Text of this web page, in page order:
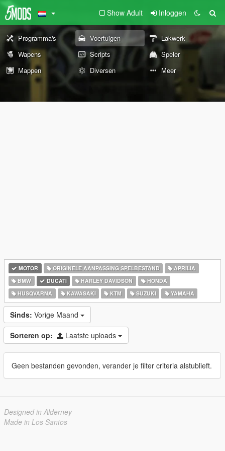
Show Adult Inloggen
Programma's Voertuigen
Lakwerk
Wapens
Scripts
Speler
Mappen
Diversen Meer
MOTOR ORIGINELE AANPASSING SPELBESTAND
APRILIA
BMW
DUCATI HARLEY DAVIDSON
HONDA
HUSQVARNA
KAWASAKI KTM SUZUKI YAMAHA
Sinds: Vorige Maand
Sorteren op: Laatste uploads
Geen bestanden gevonden, verander je filter criteria alstublieft.
Designed in Alderney
Made in Los Santos